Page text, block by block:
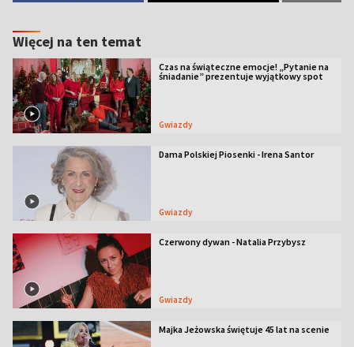
Więcej na ten temat
Czas na świąteczne emocje! „Pytanie na
śniadanie” prezentuje wyjątkowy spot
Gwiazdy
Dama Polskiej Piosenki - Irena Santor
Gwiazdy
Czerwony dywan - Natalia Przybysz
Gwiazdy
Majka Jeżowska świętuje 45 lat na scenie